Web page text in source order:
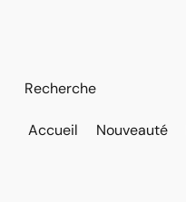
Accueil Nouveauté